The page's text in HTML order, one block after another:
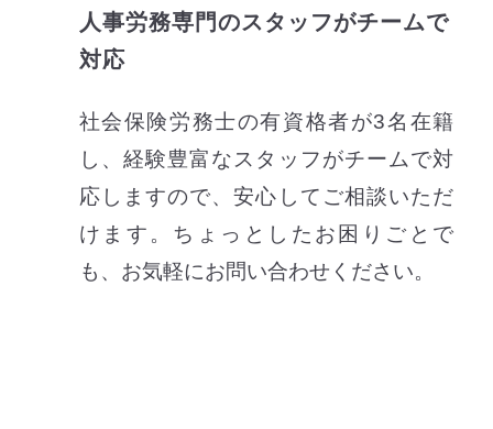
人事労務専門のスタッフがチームで
対応
社会保険労務士の有資格者が3名在籍
し、経験豊富なスタッフがチームで対
応しますので、安心してご相談いただ
けます。ちょっとしたお困りごとで
も、お気軽にお問い合わせください。